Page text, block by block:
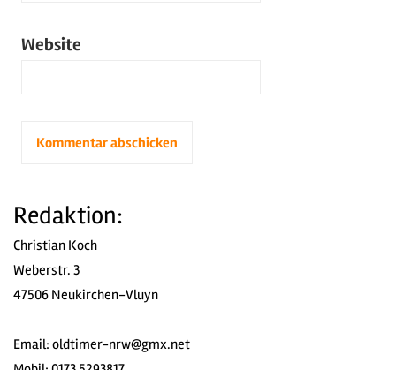
Website
Redaktion:
Christian Koch
Weberstr. 3
47506 Neukirchen-Vluyn
Email: oldtimer-nrw@gmx.net